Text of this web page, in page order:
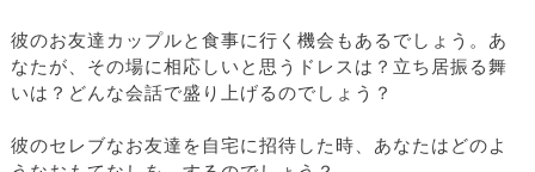
彼のお友達カップルと食事に行く機会もあるでしょう。あ
なたが、その場に相応しいと思うドレスは？立ち居振る舞
いは？どんな会話で盛り上げるのでしょう？
彼のセレブなお友達を自宅に招待した時、あなたはどのよ